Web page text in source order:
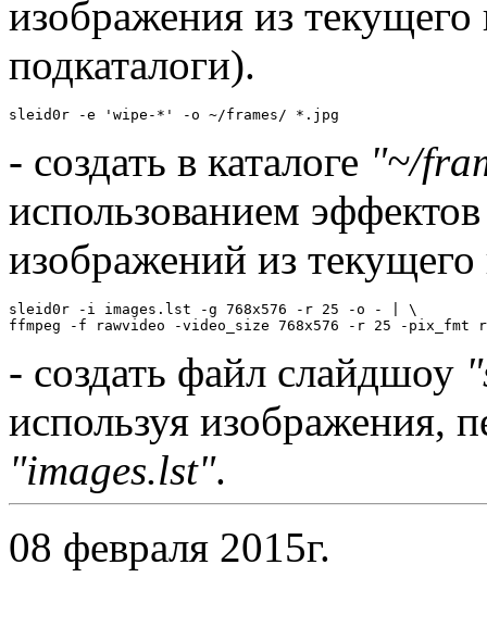
изображения из текущего
подкаталоги).
sleid0r -e 'wipe-*' -o ~/frames/ *.jpg
- создать в каталоге "~/
использованием
изображений из текущего
sleid0r -i images.lst -g 768x576 -r 25 -o - | \
ffmpeg -f rawvideo -video_size 768x576 -r 25 -
- создать файл слайдшоу
используя изображения,
"images.lst".
08 февраля 2015г.